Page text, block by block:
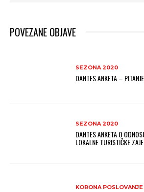
POVEZANE OBJAVE
SEZONA 2020
DANTES ANKETA –
SEZONA 2020
DANTES ANKETA O
LOKALNE TURISTIČKE
KORONA POSLOVANJE